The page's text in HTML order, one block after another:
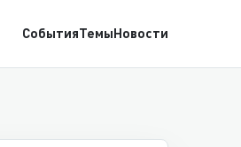
СобытияТемыНовости